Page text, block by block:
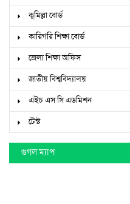
কুমিল্লা বোর্ড
কারিগরি শিক্ষা বোর্ড
জেলা শিক্ষা অফিস
জাতীয় বিশ্ববিদ্যালয়
এইচ এস সি এডমিশন
টেস্ট
গুগল ম্যাপ